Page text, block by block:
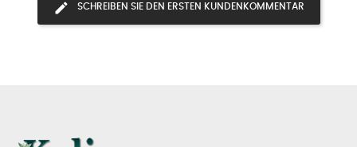
SCHREIBEN SIE DEN ERSTEN KUNDENKOMMENTAR